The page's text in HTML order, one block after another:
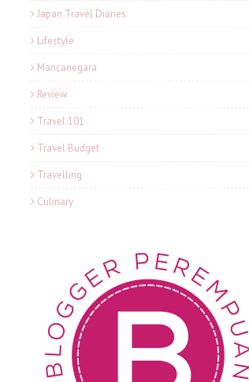
Japan Travel Diaries
Lifestyle
Mancanegara
Review
Travel 101
Travel Budget
Travelling
Culinary